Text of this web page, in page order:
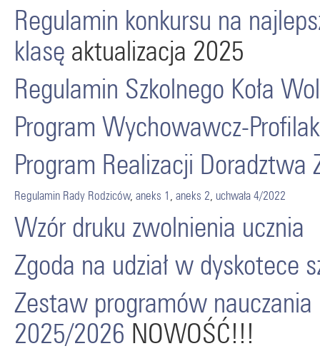
Regulamin konkursu na
klasę aktualizacja 2025
Regulamin Szkolnego Koła
Program Wychowawcz-
Program Realizacji
Regulamin Rady Rodziców, aneks 1, aneks 2, uchwała 4/2022
Wzór druku zwolnienia ucznia
Zgoda na udział w dyskotece
Zestaw programów
2025/2026 NOWOŚĆ!!!